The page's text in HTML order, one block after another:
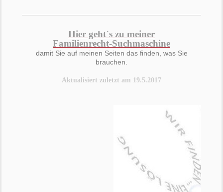
Hier geht`s zu meiner
Familienrecht-Suchmaschine
damit Sie auf meinen Seiten das finden, was Sie
brauchen.
Aktualisiert zuletzt am 19.5.2017